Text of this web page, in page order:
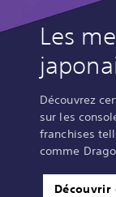
Les
Découvrez
sur les
franchises
comme
Découvrir